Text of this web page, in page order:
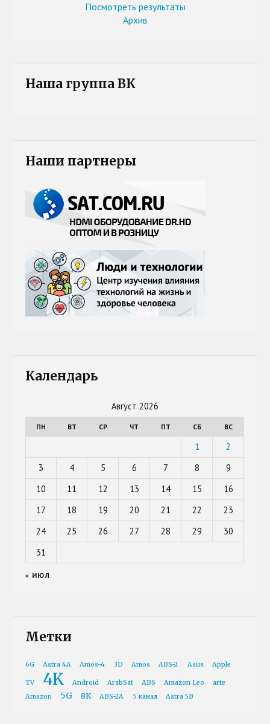
Посмотреть результаты
Архив
Наша группа ВК
Наши партнеры
Календарь
Август 2026
ПН ВТ СР ЧТ ПТ СБ ВС
1
2
3
4 5 6 7 8
9
10
11 12 13 14 15
16
17
18 19 20 21 22
23
24
25 26 27 28 29
30
31
« ИЮЛ
Метки
6G Astra 4A Amos-4 3D Amos ABS-2 Asus Apple
TV 4K Android ArabSat ABS Amazon Leo
arte
Amazon
5G 8K ABS-2A 5 канал Astra 5B